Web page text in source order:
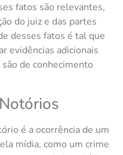
fatos são relevantes,
do juiz e das partes
desses fatos é tal que
evidências adicionais
de conhecimento
é a ocorrência de um
mídia, como um crime